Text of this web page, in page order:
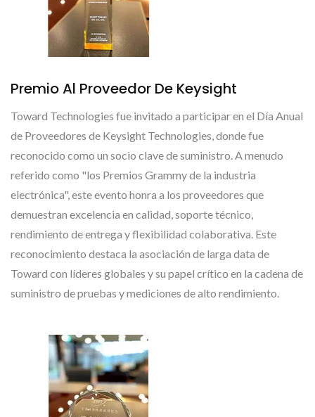
Premio Al Proveedor De Keysight
Toward Technologies fue invitado a participar en el Día Anual
de Proveedores de Keysight Technologies, donde fue
reconocido como un socio clave de suministro. A menudo
referido como "los Premios Grammy de la industria
electrónica", este evento honra a los proveedores que
demuestran excelencia en calidad, soporte técnico,
rendimiento de entrega y flexibilidad colaborativa. Este
reconocimiento destaca la asociación de larga data de
Toward con líderes globales y su papel crítico en la cadena de
suministro de pruebas y mediciones de alto rendimiento.